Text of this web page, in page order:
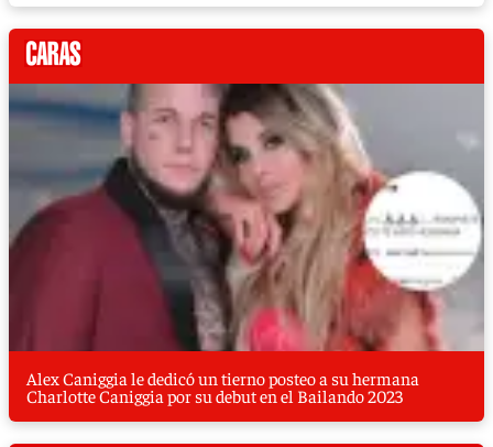
Alex Caniggia le dedicó un tierno posteo a su hermana
Charlotte Caniggia por su debut en el Bailando 2023